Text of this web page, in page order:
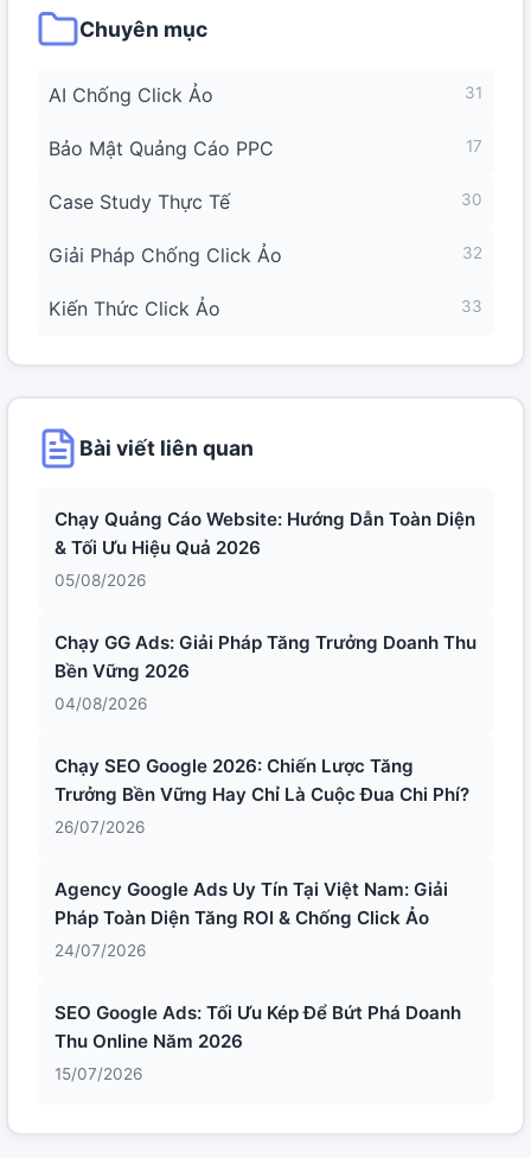
Chuyên mục
AI Chống Click Ảo 31
Bảo Mật Quảng Cáo PPC 17
Case Study Thực Tế 30
Giải Pháp Chống Click Ảo 32
Kiến Thức Click Ảo 33
Bài viết liên quan
Chạy Quảng Cáo Website: Hướng Dẫn Toàn Diện
& Tối Ưu Hiệu Quả 2026
05/08/2026
Chạy GG Ads: Giải Pháp Tăng Trưởng Doanh Thu
Bền Vững 2026
04/08/2026
Chạy SEO Google 2026: Chiến Lược Tăng
Trưởng Bền Vững Hay Chỉ Là Cuộc Đua Chi Phí?
26/07/2026
Agency Google Ads Uy Tín Tại Việt Nam: Giải
Pháp Toàn Diện Tăng ROI & Chống Click Ảo
24/07/2026
SEO Google Ads: Tối Ưu Kép Để Bứt Phá Doanh
Thu Online Năm 2026
15/07/2026